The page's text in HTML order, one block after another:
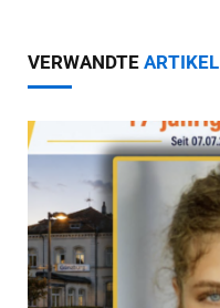
VERWANDTE ARTIKEL